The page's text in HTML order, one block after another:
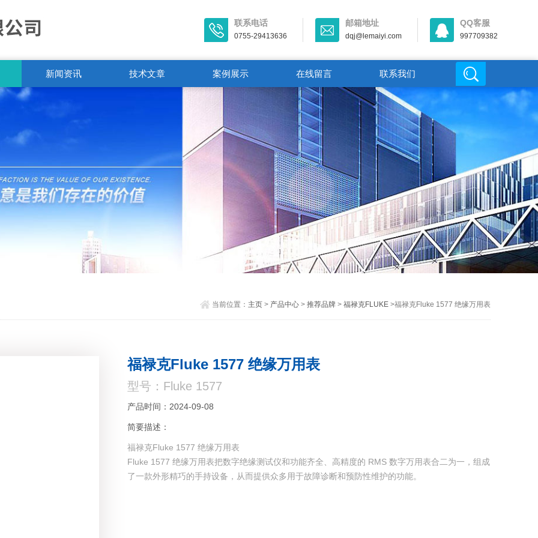
联系电话
0755-29413636
邮箱地址
dqj@lemaiyi.com
QQ客服
997709382
新闻资讯 技术文章 案例展示 在线留言 联系我们
当前位置： 主页> 产品中心> 推荐品牌> 福禄克FLUKE>福禄克Fluke 1577 绝缘万用表
福禄克Fluke 1577 绝缘万用表
型号：Fluke 1577
产品时间：2024-09-08
简要描述：
福禄克Fluke 1577 绝缘万用表
Fluke 1577 绝缘万用表把数字绝缘测试仪和功能齐全、高精度的 RMS 数字万用表合二为一，组成
了一款外形精巧的手持设备，从而提供众多用于故障诊断和预防性维护的功能。